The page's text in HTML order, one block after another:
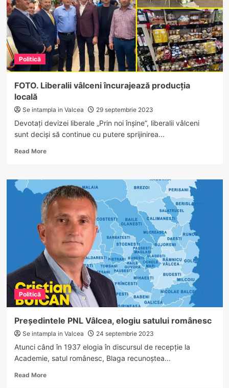
Politică
FOTO. Liberalii vâlceni încurajează producția
locală
Se intampla in Valcea 29 septembrie 2023
Devotați devizei liberale „Prin noi înșine”, liberalii vâlceni
sunt deciși să continue cu putere sprijinirea...
Read MoreRead
FOTO.
Liberalii
vâlceni
încurajează
producția
locală
Politică
Președintele PNL Vâlcea, elogiu satului românesc
Se intampla in Valcea 24 septembrie 2023
Atunci când în 1937 elogia în discursul de recepție la
Academie, satul românesc, Blaga recunoștea...
Read MoreRead